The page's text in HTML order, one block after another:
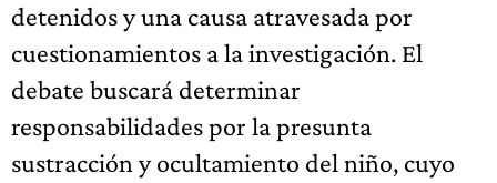
detenidos y una causa atravesada por
cuestionamientos a la investigación. El
debate buscará determinar
responsabilidades por la presunta
sustracción y ocultamiento del niño, cuyo